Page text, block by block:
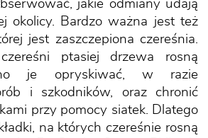
jakie odmiany udają
okolicy. Bardzo ważna jest też
jest zaszczepiona czereśnia.
ptasiej drzewa rosną
je opryskiwać, w razie
i szkodników, oraz chronić
przy pomocy siatek. Dlatego
na których czereśnie rosną